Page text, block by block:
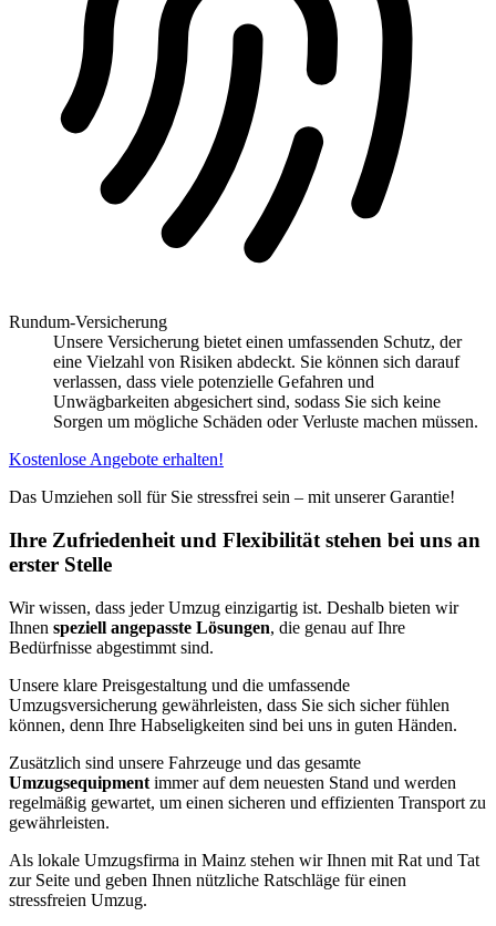
Rundum-Versicherung
Unsere Versicherung bietet einen umfassenden Schutz, der
eine Vielzahl von Risiken abdeckt. Sie können sich darauf
verlassen, dass viele potenzielle Gefahren und
Unwägbarkeiten abgesichert sind, sodass Sie sich keine
Sorgen um mögliche Schäden oder Verluste machen müssen.
Kostenlose Angebote erhalten!
Das Umziehen soll für Sie stressfrei sein – mit unserer Garantie!
Ihre Zufriedenheit und Flexibilität stehen bei uns an
erster Stelle
Wir wissen, dass jeder Umzug einzigartig ist. Deshalb bieten wir
Ihnen speziell angepasste Lösungen, die genau auf Ihre
Bedürfnisse abgestimmt sind.
Unsere klare Preisgestaltung und die umfassende
Umzugsversicherung gewährleisten, dass Sie sich sicher fühlen
können, denn Ihre Habseligkeiten sind bei uns in guten Händen.
Zusätzlich sind unsere Fahrzeuge und das gesamte
Umzugsequipment immer auf dem neuesten Stand und werden
regelmäßig gewartet, um einen sicheren und effizienten Transport zu
gewährleisten.
Als lokale Umzugsfirma in Mainz stehen wir Ihnen mit Rat und Tat
zur Seite und geben Ihnen nützliche Ratschläge für einen
stressfreien Umzug.